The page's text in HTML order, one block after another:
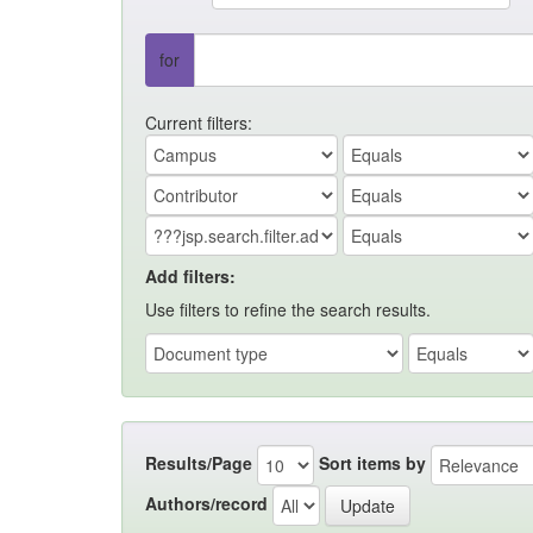
for
Current filters:
Add filters:
Use filters to refine the search results.
Results/Page
Sort items by
Authors/record